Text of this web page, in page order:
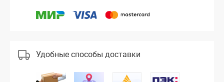
Удобные способы доставки